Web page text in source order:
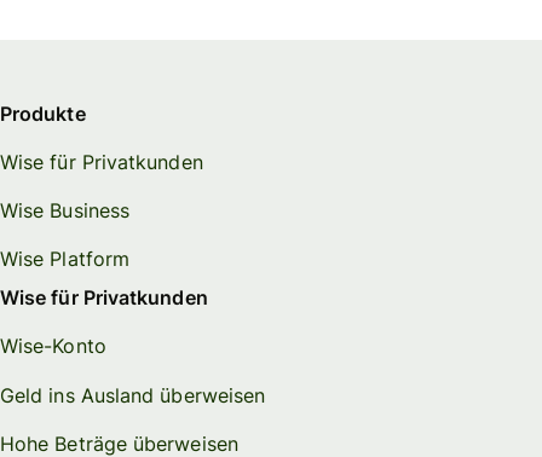
Produkte
Wise für Privatkunden
Wise Business
Wise Platform
Wise für Privatkunden
Wise-Konto
Geld ins Ausland überweisen
Hohe Beträge überweisen